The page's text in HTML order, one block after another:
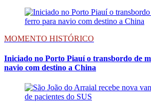
MOMENTO HISTÓRICO
Iniciado no Porto Piauí o transbordo de
navio com destino a China